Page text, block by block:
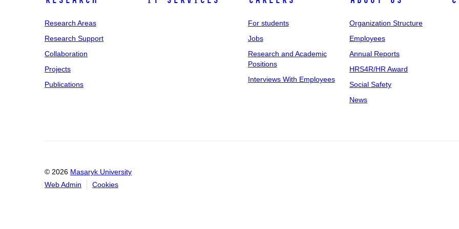
Research Areas
Research Support
Collaboration
Projects
Publications
For students
Jobs
Research and Academic
Positions
Interviews With Employees
Organization Structure
Employees
Annual Reports
HRS4R/HR Award
Social Safety
News
© 2026 Masaryk University
Web Admin
Cookies